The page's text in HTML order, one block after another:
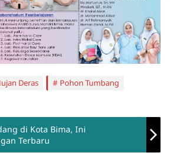
Deras
Pohon Tumbang
di Kota Bima, Ini
Terbaru